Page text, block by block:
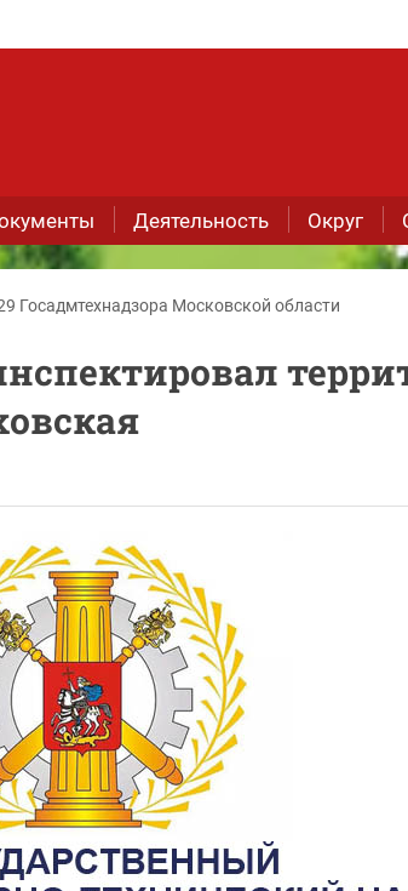
Деятельность Округ
Госадмтехнадзора Московской области